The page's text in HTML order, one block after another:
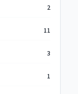
2
11
3
1